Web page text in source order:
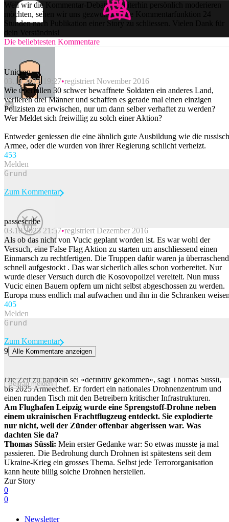
Weil wir die Kommentar-Debatten weiterhin persönlich moderieren
möchten, sehen wir uns gezwungen, die Kommentarfunktion 24
Stunden nach Publikation einer Story zu schliessen. Vielen Dank für
dein Verständnis!
Die beliebtesten Kommentare
Unicron
03.10.2023 19:27 registriert November 2016
Wie überfallen 30 schwer bewaffnete Soldaten ein anderes Land,
verlieren drei Männer und schaffen es gerade mal einen einzigen
Polizisten zu erwischen, nur um dann selber verhaftet zu werden?
Wer Meldet sich freiwillig zu solch einer Aktion?
Entweder geniessen die eine ähnlich gute Ausbildung wie die
Armee, oder die wurden von ihrer Regierung schlicht verheizt.
453
Melden
Beitrag melden
Zum Kommentar
passescribe
03.10.2023 21:57 registriert Dezember 2016
Als ob das nicht von Vucic geplant worden ist. Es war wohl der
Versuch, eine False Flag Aktion zu starten um anschliessend einen
Einmarsch zu rechtfertigen. Die Truppen dafür waren ja überraschend
schnell aufgestockt . Das war sicherlich alles schon vorbereitet. Nur
wurde dieser Versuch durch die Kosovopolizei vereitelt. Nun muss
Vucic einen Bauern opfern um nicht selbst abgeschossen zu werden.
Europa muss endlich mal aufwachen und ihn in die Schranken
405
Melden
Beitrag melden
Zum Kommentar
9 Alle Kommentare anzeigen
Die Zeit zu handeln sei «definitiv gekommen», sagt Thomas Süssli,
bis 2025 Armeechef. Er fordert ein nationales Drohnenzentrum und
einen runden Tisch mit den Betreibern kritischer Infrastrukturen.
Am Flughafen Leipzig wurde eine Sprengstoff-Drohne neben
einem ukrainischen Frachtflugzeug entdeckt. Sie explodierte
nur nicht, weil der Zünder offenbar abgerissen war. Was
dachten Sie da?
Thomas Süssli: Mein erster Gedanke war: So etwas musste ja mal
passieren. Die Bedrohung durch Drohnen ist spätestens seit dem
Ukraine-Krieg ein grosses Thema. Selbst jede Terrororganisation
kann heute billig solche Drohnen herstellen.
Zur Story
0
0
Newsletter